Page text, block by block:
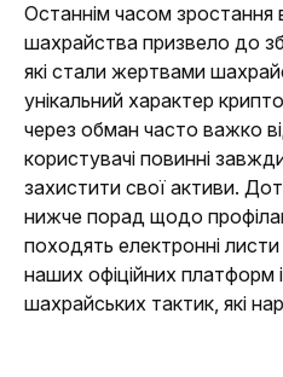
Останнім часом
шахрайства призвело до
які стали жертвами
унікальний характер
через обман часто важко
користувачі повинні
захистити свої активи.
нижче порад щодо
походять електронні
наших офіційних платформ
шахрайських тактик, які